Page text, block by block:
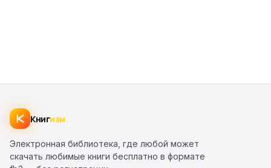
Книгизм
Электронная библиотека, где любой может
скачать любимые книги бесплатно в формате